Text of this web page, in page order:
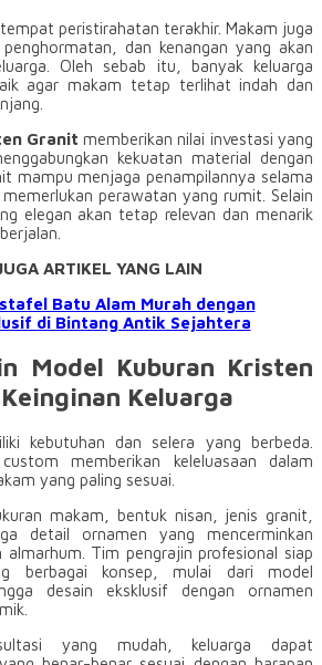
peristirahatan terakhir. Makam juga
dan kenangan yang akan
Oleh sebab itu, banyak keluarga
agar makam tetap terlihat indah dan
Granit memberikan nilai investasi yang
kekuatan material dengan
mampu menjaga penampilannya selama
perawatan yang rumit. Selain
elegan akan tetap relevan dan menarik
ARTIKEL YANG LAIN
Batu Alam Murah dengan
di Bintang Antik Sejahtera
Model Kuburan Kristen
Keluarga
kebutuhan dan selera yang berbeda.
memberikan keleluasaan dalam
yang paling sesuai.
makam, bentuk nisan, jenis granit,
detail ornamen yang mencerminkan
almarhum. Tim pengrajin profesional siap
berbagai konsep, mulai dari model
desain eksklusif dengan ornamen
yang mudah, keluarga dapat